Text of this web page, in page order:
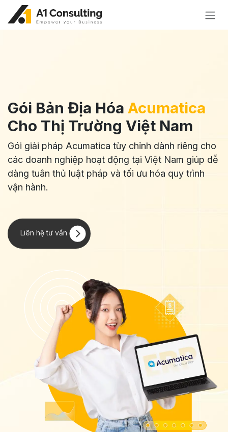
Bỏ qua để đến Nội dung
Gói Bản Địa Hóa Acumatica
Cho Thị Trường Việt Nam
Gói giải pháp Acumatica tùy chỉnh dành riêng cho
các doanh nghiệp hoạt động tại Việt Nam giúp dễ
dàng tuân thủ luật pháp và tối ưu hóa quy trình
vận hành.
Liên hệ tư​​ vấn